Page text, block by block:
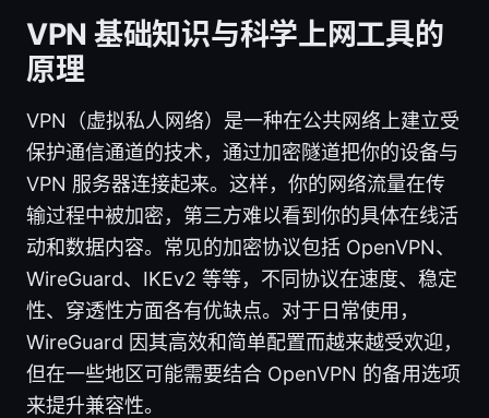
VPN 基础知识与科学上网工具的
原理
VPN（虚拟私人网络）是一种在公共网络上建立受
保护通信通道的技术，通过加密隧道把你的设备与
VPN 服务器连接起来。这样，你的网络流量在传
输过程中被加密，第三方难以看到你的具体在线活
动和数据内容。常见的加密协议包括 OpenVPN、
WireGuard、IKEv2 等等，不同协议在速度、稳定
性、穿透性方面各有优缺点。对于日常使用，
WireGuard 因其高效和简单配置而越来越受欢迎，
但在一些地区可能需要结合 OpenVPN 的备用选项
来提升兼容性。